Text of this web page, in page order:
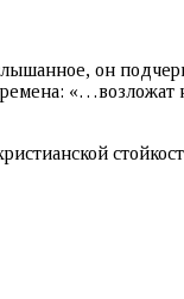
он
«…возложат